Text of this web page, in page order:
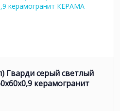
Гварди серый светлый
керамогранит